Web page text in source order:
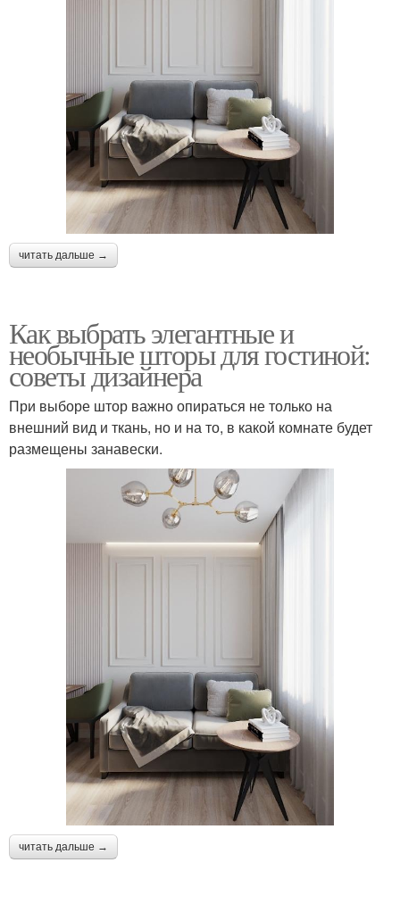
читать дальше →
Как выбрать элегантные и
необычные шторы для гостиной:
советы дизайнера
При выборе штор важно опираться не только на
внешний вид и ткань, но и на то, в какой комнате будет
размещены занавески.
читать дальше →